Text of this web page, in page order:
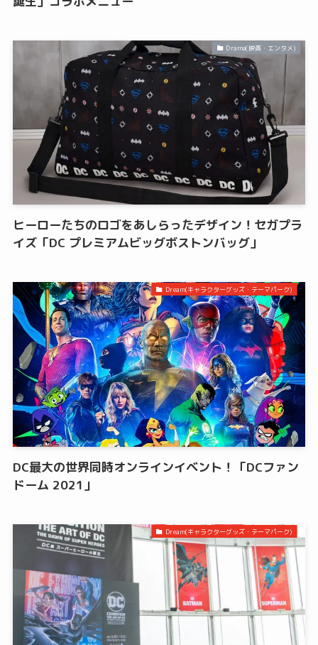
Drama(映画・エンタメ)
ヒーローたちのロゴをあしらったデザイン！セガプラ
イズ「DC プレミアムビッグボストンバッグ」
Dream(キャラクターグッズ・テーマパーク)
DC最大の世界同時オンラインイベント！「DCファン
ドーム 2021」
Dream(キャラクターグッズ・テーマパーク)